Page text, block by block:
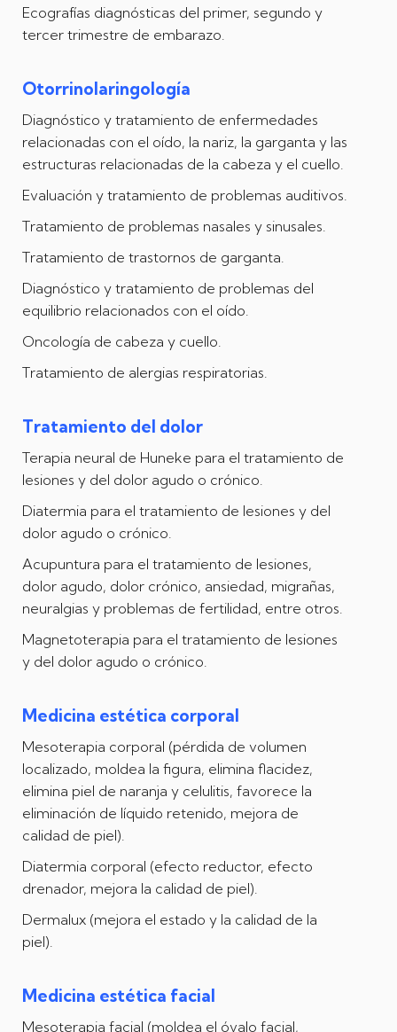
Ecografías diagnósticas del primer, segundo y
tercer trimestre de embarazo.
Otorrinolaringología
Diagnóstico y tratamiento de enfermedades
relacionadas con el oído, la nariz, la garganta y las
estructuras relacionadas de la cabeza y el cuello.
Evaluación y tratamiento de problemas auditivos.
Tratamiento de problemas nasales y sinusales.
Tratamiento de trastornos de garganta.
Diagnóstico y tratamiento de problemas del
equilibrio relacionados con el oído.
Oncología de cabeza y cuello.
Tratamiento de alergias respiratorias.
Tratamiento del dolor
Terapia neural de Huneke para el tratamiento de
lesiones y del dolor agudo o crónico.
Diatermia para el tratamiento de lesiones y del
dolor agudo o crónico.
Acupuntura para el tratamiento de lesiones,
dolor agudo, dolor crónico, ansiedad, migrañas,
neuralgias y problemas de fertilidad, entre otros.
Magnetoterapia para el tratamiento de lesiones
y del dolor agudo o crónico.
Medicina estética corporal
Mesoterapia corporal (pérdida de volumen
localizado, moldea la figura, elimina flacidez,
elimina piel de naranja y celulitis, favorece la
eliminación de líquido retenido, mejora de
calidad de piel).
Diatermia corporal (efecto reductor, efecto
drenador, mejora la calidad de piel).
Dermalux (mejora el estado y la calidad de la
piel).
Medicina estética facial
Mesoterapia facial (moldea el óvalo facial,